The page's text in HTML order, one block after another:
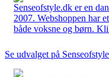
Senseofstyle.dk er en
2007. Webshoppen har
både voksne og børn.
Se udvalget på